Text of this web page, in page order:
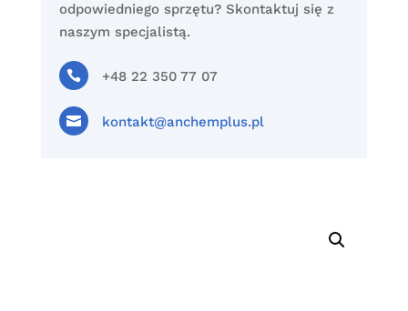
odpowiedniego sprzętu? Skontaktuj się z
naszym specjalistą.
 +48 22 350 77 07
 kontakt@anchemplus.pl